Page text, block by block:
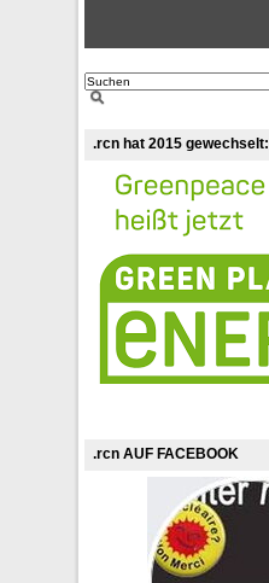
.rcn hat 2015 gewechselt:
.rcn AUF FACEBOOK